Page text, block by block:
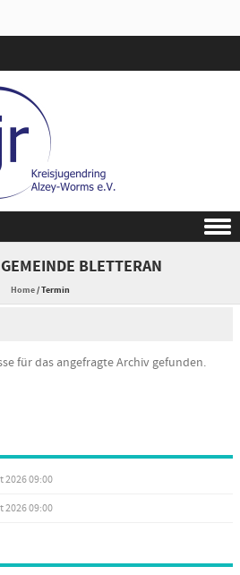
GEMEINDE BLETTERAN
Home/Termin
für das angefragte Archiv gefunden.
2026 09:00
2026 09:00